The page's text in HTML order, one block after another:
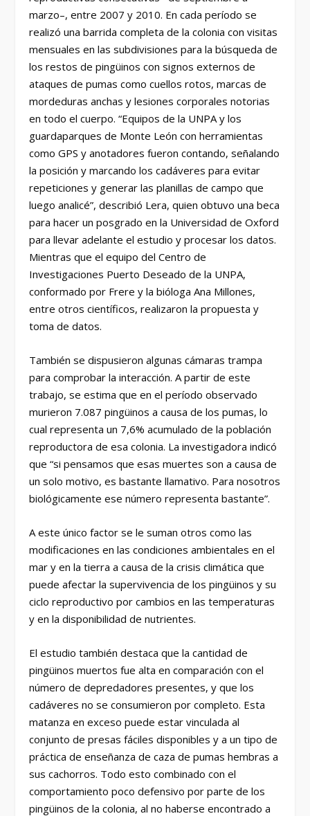
marzo–, entre 2007 y 2010. En cada período se
realizó una barrida completa de la colonia con visitas
mensuales en las subdivisiones para la búsqueda de
los restos de pingüinos con signos externos de
ataques de pumas como cuellos rotos, marcas de
mordeduras anchas y lesiones corporales notorias
en todo el cuerpo. “Equipos de la UNPA y los
guardaparques de Monte León con herramientas
como GPS y anotadores fueron contando, señalando
la posición y marcando los cadáveres para evitar
repeticiones y generar las planillas de campo que
luego analicé”, describió Lera, quien obtuvo una beca
para hacer un posgrado en la Universidad de Oxford
para llevar adelante el estudio y procesar los datos.
Mientras que el equipo del Centro de
Investigaciones Puerto Deseado de la UNPA,
conformado por Frere y la bióloga Ana Millones,
entre otros científicos, realizaron la propuesta y
toma de datos.
También se dispusieron algunas cámaras trampa
para comprobar la interacción. A partir de este
trabajo, se estima que en el período observado
murieron 7.087 pingüinos a causa de los pumas, lo
cual representa un 7,6% acumulado de la población
reproductora de esa colonia. La investigadora indicó
que “si pensamos que esas muertes son a causa de
un solo motivo, es bastante llamativo. Para nosotros
biológicamente ese número representa bastante”.
A este único factor se le suman otros como las
modificaciones en las condiciones ambientales en el
mar y en la tierra a causa de la crisis climática que
puede afectar la supervivencia de los pingüinos y su
ciclo reproductivo por cambios en las temperaturas
y en la disponibilidad de nutrientes.
El estudio también destaca que la cantidad de
pingüinos muertos fue alta en comparación con el
número de depredadores presentes, y que los
cadáveres no se consumieron por completo. Esta
matanza en exceso puede estar vinculada al
conjunto de presas fáciles disponibles y a un tipo de
práctica de enseñanza de caza de pumas hembras a
sus cachorros. Todo esto combinado con el
comportamiento poco defensivo por parte de los
pingüinos de la colonia, al no haberse encontrado a